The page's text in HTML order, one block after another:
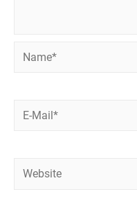
Name*
Website